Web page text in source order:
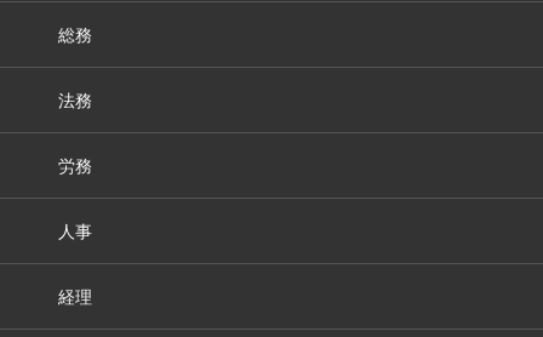
総務
法務
労務
人事
経理